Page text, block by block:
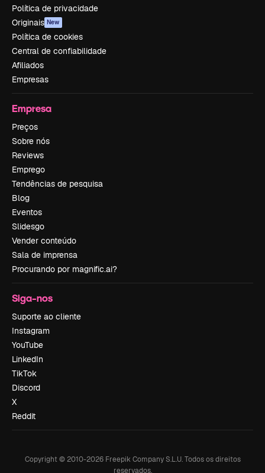
Política de privacidade
Originais New
Política de cookies
Central de confiabilidade
Afiliados
Empresas
Empresa
Preços
Sobre nós
Reviews
Emprego
Tendências de pesquisa
Blog
Eventos
Slidesgo
Vender conteúdo
Sala de imprensa
Procurando por magnific.ai?
Siga-nos
Suporte ao cliente
Instagram
YouTube
LinkedIn
TikTok
Discord
X
Reddit
Copyright © 2010-2026Freepik Company S.L.U. Todos os direitos
reservados.